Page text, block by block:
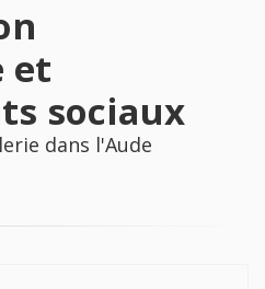
et
sociaux
dans l'Aude